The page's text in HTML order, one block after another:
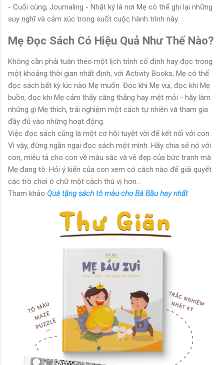
- Cuối cùng, Journaling - Nhật ký là nơi Mẹ có thể ghi lại những
suy nghĩ và cảm xúc trong suốt cuộc hành trình này.
Mẹ Đọc Sách Có Hiệu Quả Như Thế Nào?
Không cần phải tuân theo một lịch trình cố định hay đọc trong
một khoảng thời gian nhất định, với Activity Books, Mẹ có thể
đọc sách bất kỳ lúc nào Mẹ muốn. Đọc khi Mẹ vui, đọc khi Mẹ
buồn, đọc khi Mẹ cảm thấy căng thẳng hay mệt mỏi - hãy làm
những gì Mẹ thích, trải nghiệm một cách tự nhiên và tham gia
đầy đủ vào những hoạt động.
Việc đọc sách cũng là một cơ hội tuyệt vời để kết nối với con.
Vì vậy, đừng ngần ngại đọc sách một mình. Hãy chia sẻ nó với
con, miêu tả cho con về màu sắc và vẻ đẹp của bức tranh mà
Mẹ đang tô. Hỏi ý kiến của con xem có cách nào để giải quyết
các trò chơi ô chữ một cách thú vị hơn...
Tham khảo Quà tặng sách tô màu cho Bà Bầu hay nhất